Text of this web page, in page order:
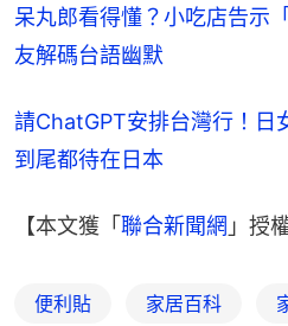
呆丸郎看得懂？小吃店告示
友解碼台語幽默
請ChatGPT安排台灣行！日
到尾都待在日本
【本文獲「 聯合新聞網 」授
便利貼 家居百科